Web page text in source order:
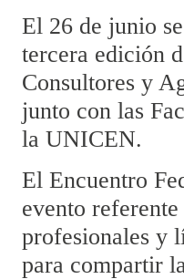
El 26 de junio
tercera edición
Consultores y
junto con las
la UNICEN.
El Encuentro
evento
profesionales y
para compartir